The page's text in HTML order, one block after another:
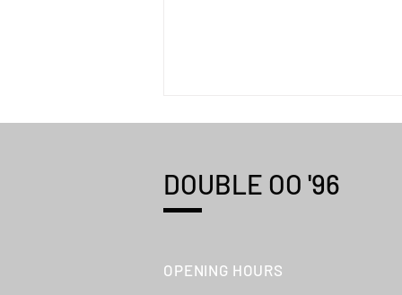
DOUBLE OO '96
OPENING HOURS